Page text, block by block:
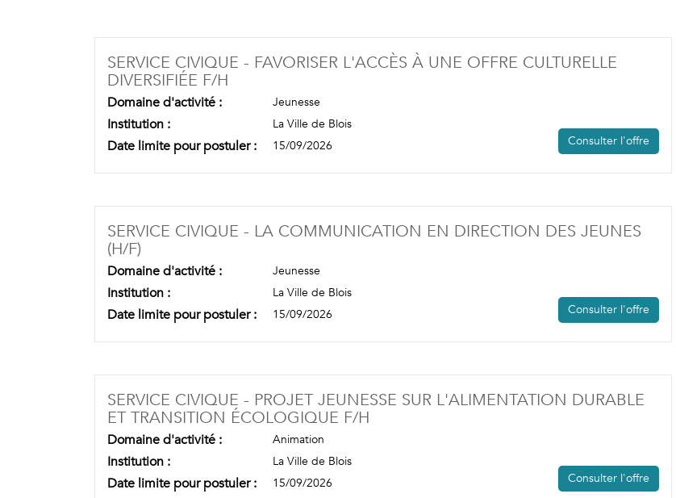
SERVICE CIVIQUE - FAVORISER L'ACCÈS À UNE OFFRE CULTURELLE
DIVERSIFIÉE F/H
Domaine d'activité : Jeunesse
Institution : La Ville de Blois
Date limite pour postuler : 15/09/2026 Consulter l'offre
SERVICE CIVIQUE - LA COMMUNICATION EN DIRECTION DES JEUNES
(H/F)
Domaine d'activité : Jeunesse
Institution : La Ville de Blois
Date limite pour postuler : 15/09/2026 Consulter l'offre
SERVICE CIVIQUE - PROJET JEUNESSE SUR L'ALIMENTATION DURABLE
ET TRANSITION ÉCOLOGIQUE F/H
Domaine d'activité : Animation
Institution : La Ville de Blois
Date limite pour postuler : 15/09/2026 Consulter l'offre